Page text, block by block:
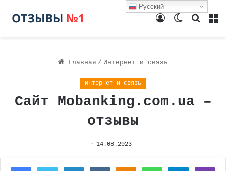
Поиск
Switch
Войти
Главная / Интернет и связь
Интернет и связь
Сайт Mobanking.com.ua –
отзывы
14.08.2023
FacebookTwitterLinkedInВконтактеОдноклассники
WhatsAppTelegram
Русский